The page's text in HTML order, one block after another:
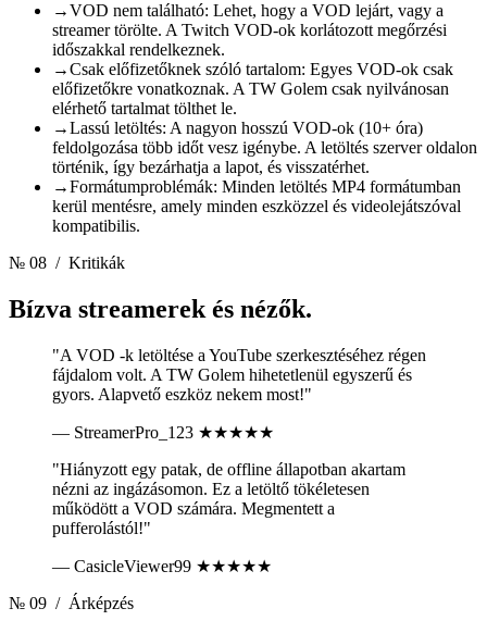
→VOD nem található: Lehet, hogy a VOD lejárt, vagy a
streamer törölte. A Twitch VOD-ok korlátozott megőrzési
időszakkal rendelkeznek.
→Csak előfizetőknek szóló tartalom: Egyes VOD-ok csak
előfizetőkre vonatkoznak. A TW Golem csak nyilvánosan
elérhető tartalmat tölthet le.
→Lassú letöltés: A nagyon hosszú VOD-ok (10+ óra)
feldolgozása több időt vesz igénybe. A letöltés szerver oldalon
történik, így bezárhatja a lapot, és visszatérhet.
→Formátumproblémák: Minden letöltés MP4 formátumban
kerül mentésre, amely minden eszközzel és videolejátszóval
kompatibilis.
№ 08 / Kritikák
Bízva streamerek és nézők.
"A VOD -k letöltése a YouTube szerkesztéséhez régen
fájdalom volt. A TW Golem hihetetlenül egyszerű és
gyors. Alapvető eszköz nekem most!"
— StreamerPro_123 ★★★★★
"Hiányzott egy patak, de offline állapotban akartam
nézni az ingázásomon. Ez a letöltő tökéletesen
működött a VOD számára. Megmentett a
pufferolástól!"
— CasicleViewer99 ★★★★★
№ 09 / Árképzés